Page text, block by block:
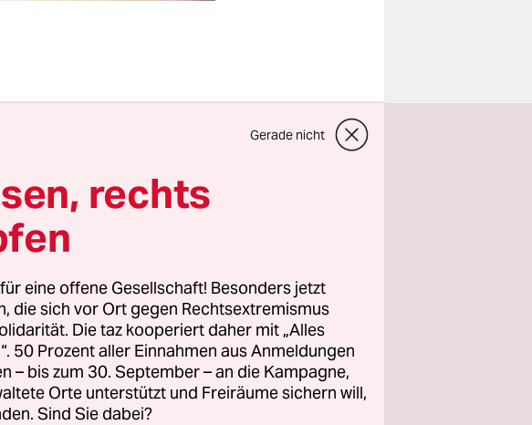
mit einem
Es sollte sehr
immer ein Parkplatz
der Konzern nun mit
präsentiert,
Automobilindustrie.
die Neuwagen
CO2pro 100
etwa 4,1 Liter Benzin
ein
Gerade nicht
rechts
eine offene Gesellschaft! Besonders jetzt
die sich vor Ort gegen Rechtsextremismus
Die taz kooperiert daher mit „Alles
50 Prozent aller Einnahmen aus Anmeldungen
– bis zum 30. September – an die Kampagne,
Orte unterstützt und Freiräume sichern will,
Sind Sie dabei?